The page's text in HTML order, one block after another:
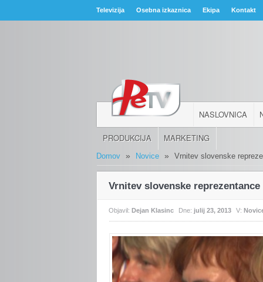
Televizija Osebna izkaznica Ekipa Kontakt
NASLOVNICA
PRODUKCIJA MARKETING
Domov » Novice » Vrnitev slovenske
Vrnitev slovenske
Objavil:Dejan Klasinc Dne: julij 23, 2013 V: